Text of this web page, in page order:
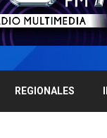
REGIONALES